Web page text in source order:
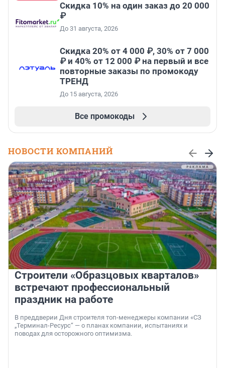
Скидка 10% на один заказ до 20 000
₽
До 31 августа, 2026
Скидка 20% от 4 000 ₽, 30% от 7 000
₽ и 40% от 12 000 ₽ на первый и все
повторные заказы по промокоду
ТРЕНД
До 15 августа, 2026
Все промокоды
НОВОСТИ КОМПАНИЙ
Строители «Образцовых кварталов»
встречают профессиональный
праздник на работе
В преддверии Дня строителя топ-менеджеры компании «СЗ
„Терминал-Ресурс“ — о планах компании, испытаниях и
поводах для осторожного оптимизма.